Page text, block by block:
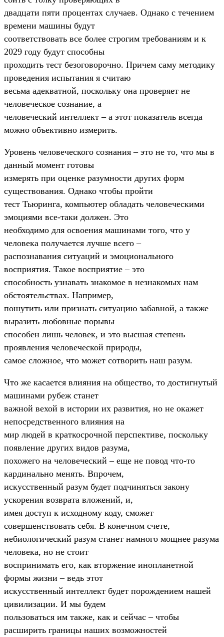
двадцати пяти процентах случаев. Однако с течением
времени машины будут
соответствовать все более строгим требованиям и к
2029 году будут способны
проходить тест безоговорочно. Причем саму методику
проведения испытания я считаю
весьма адекватной, поскольку она проверяет не
человеческое сознание, а
человеческий интеллект – а этот показатель всегда
можно объективно измерить.
Уровень человеческого сознания – это не то, что мы в
данный момент готовы
измерять при оценке разумности других форм
существования. Однако чтобы пройти
тест Тьюринга, компьютер обладать человеческими
эмоциями все-таки должен. Это
необходимо для освоения машинами того, что у
человека получается лучше всего –
распознавания ситуаций и эмоционального
восприятия. Такое восприятие – это
способность узнавать знакомое в незнакомых нам
обстоятельствах. Например,
пошутить или признать ситуацию забавной, а также
выразить любовные порывы
способен лишь человек, и это высшая степень
проявления человеческой природы,
самое сложное, что может сотворить наш разум.
Что же касается влияния на общество, то достигнутый
машинами рубеж станет
важной вехой в истории их развития, но не окажет
непосредственного влияния на
мир людей в краткосрочной перспективе, поскольку
появление других видов разума,
похожего на человеческий – еще не повод что-то
кардинально менять. Впрочем,
искусственный разум будет подчиняться закону
ускорения возврата вложений, и,
имея доступ к исходному коду, сможет
совершенствовать себя. В конечном счете,
небиологический разум станет намного мощнее разума
человека, но не стоит
воспринимать его, как вторжение инопланетной
формы жизни – ведь этот
искусственный интеллект будет порождением нашей
цивилизации. И мы будем
пользоваться им также, как и сейчас – чтобы
расширить границы наших возможностей